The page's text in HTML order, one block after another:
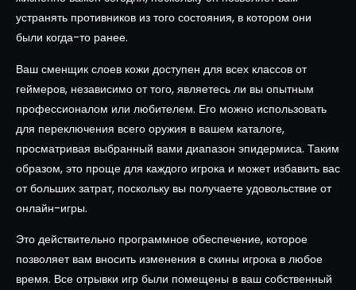
устранять противников из того состояния, в котором они
были когда-то ранее.
Ваш сменщик слоев кожи доступен для всех классов от
геймеров, независимо от того, являетесь ли вы опытным
профессионалом или любителем. Его можно использовать
для переключения всего оружия в вашем каталоге,
просматривая выбранный вами диапазон эпидермиса. Таким
образом, это проще для каждого игрока и может избавить вас
от больших затрат, поскольку вы получаете удовольствие от
онлайн-игры.
Это действительно программное обеспечение, которое
позволяет вам вносить изменения в скины игрока в любое
время. Все отрывки игр были помещены в ваш собственный